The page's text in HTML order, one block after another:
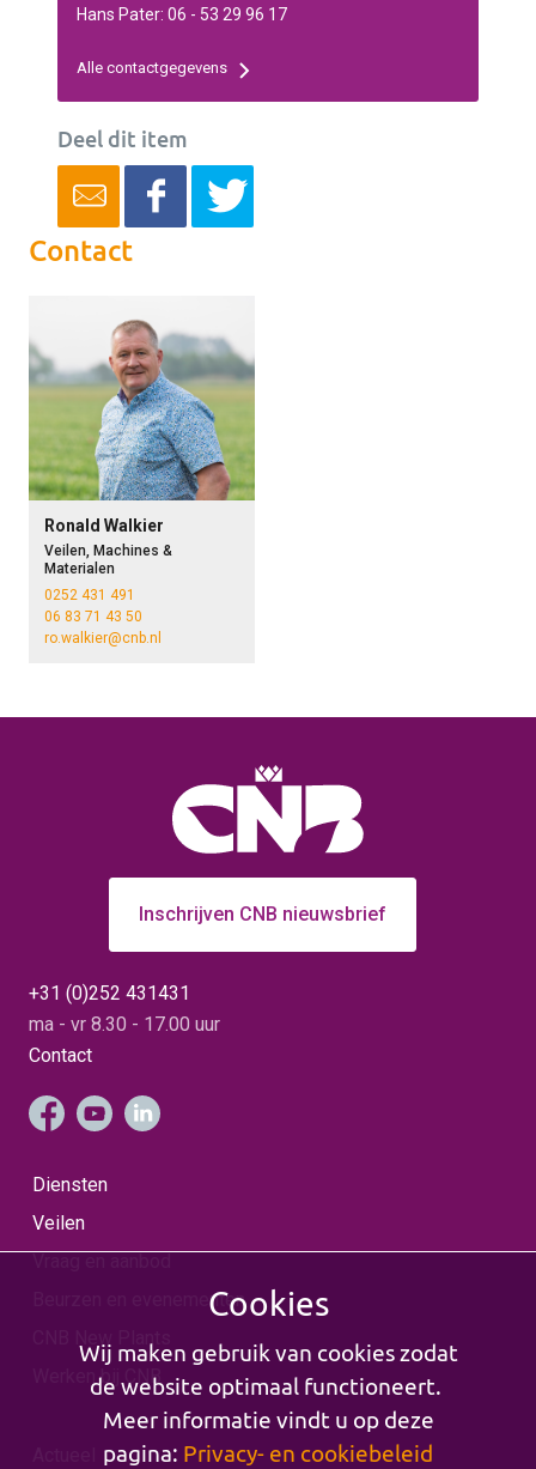
Hans Pater: 06 - 53 29 96 17
Alle contactgegevens
Deel dit item
Contact
Ronald Walkier
Veilen, Machines &
Materialen
0252 431 491
06 83 71 43 50
ro.walkier@cnb.nl
Inschrijven CNB nieuwsbrief
+31 (0)252 431431
ma - vr 8.30 - 17.00 uur
Contact
Diensten
Veilen
Beurzen en evenementen
CNB New Plants
Werken bij CNB
Cookies
Wij maken gebruik van cookies zodat
de website optimaal functioneert.
Meer informatie vindt u op deze
pagina: Privacy- en cookiebeleid